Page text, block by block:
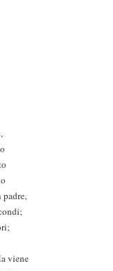
padre,
viene